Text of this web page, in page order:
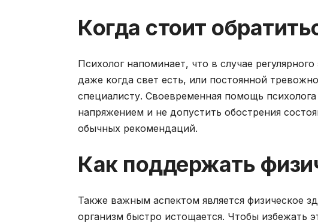
Когда стоит
Психолог напоминает, что в случае
даже когда свет есть, или постоянной
специалисту. Своевременная помощь
напряжением и не допустить обострения
обычных рекомендаций.
Как поддержать
Также важным аспектом является физическое
организм быстро истощается. Чтобы избежать